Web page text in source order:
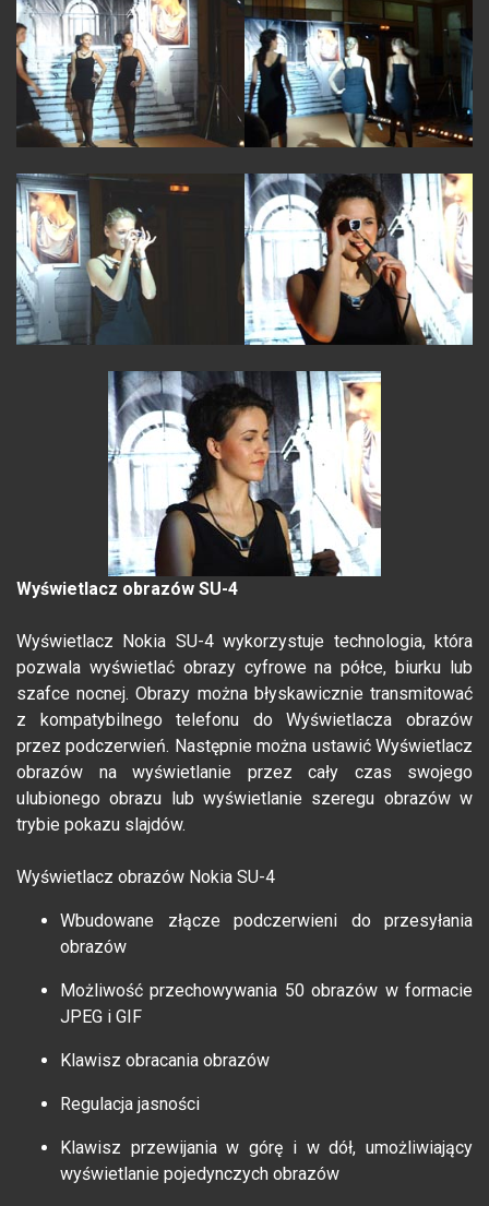
Wyświetlacz obrazów SU-4
Wyświetlacz Nokia SU-4 wykorzystuje technologia, która
pozwala wyświetlać obrazy cyfrowe na półce, biurku lub
szafce nocnej. Obrazy można błyskawicznie transmitować
z kompatybilnego telefonu do Wyświetlacza obrazów
przez podczerwień. Następnie można ustawić Wyświetlacz
obrazów na wyświetlanie przez cały czas swojego
ulubionego obrazu lub wyświetlanie szeregu obrazów w
trybie pokazu slajdów.
Wyświetlacz obrazów Nokia SU-4
Wbudowane złącze podczerwieni do przesyłania
obrazów
Możliwość przechowywania 50 obrazów w formacie
JPEG i GIF
Klawisz obracania obrazów
Regulacja jasności
Klawisz przewijania w górę i w dół, umożliwiający
wyświetlanie pojedynczych obrazów